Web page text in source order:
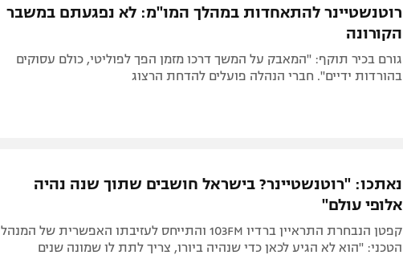
רוטנשטיינר להתאחדות במהלך המו"מ: לא נפגעתם במשבר
הקורונה
גורם בכיר תוקף: "המאבק על המשך דרכו מזמן הפך לפוליטי, כולם עסוקים
בהורדות ידיים". חברי הנהלה פועלים להדחת הרצוג
נאתכו: "רוטנשטיינר? בישראל חושבים שתוך שנה נהיה
אלופי עולם"
קפטן הנבחרת התראיין ברדיו 103FM והתייחס לעזיבתו האפשרית של המנהל
הטכני: "הוא לא הגיע לכאן כדי שנהיה ביורו, צריך לתת לו שמונה שנים